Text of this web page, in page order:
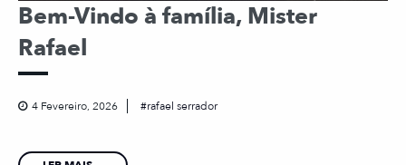
Bem-Vindo à família, Mister
Rafael
4 Fevereiro, 2026 rafael serrador